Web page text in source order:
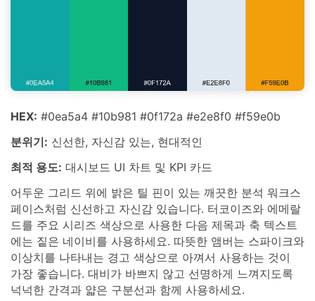
HEX: #0ea5a4 #10b981 #0f172a #e2e8f0 #f59e0b
분위기: 신선한, 자신감 있는, 현대적인
최적 용도: 대시보드 UI 차트 및 KPI 카드
어두운 그리드 위에 밝은 틸 핀이 있는 깨끗한 분석 워크스
페이스처럼 신선하고 자신감 있습니다. 터코이즈와 에메랄
드를 주요 시리즈 색상으로 사용한 다음 제목과 축 텍스트
에는 짙은 네이비를 사용하세요. 따뜻한 앰버는 스파이크와
이상치를 나타내는 경고 색상으로 아껴서 사용하는 것이
가장 좋습니다. 대비가 바쁘지 않고 선명하게 느껴지도록
넉넉한 간격과 얇은 구분선과 함께 사용하세요.